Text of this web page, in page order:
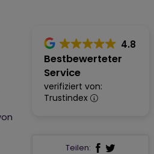
Teilen:
4.8
Bestbewerteter
Service
verifiziert von:
Trustindex